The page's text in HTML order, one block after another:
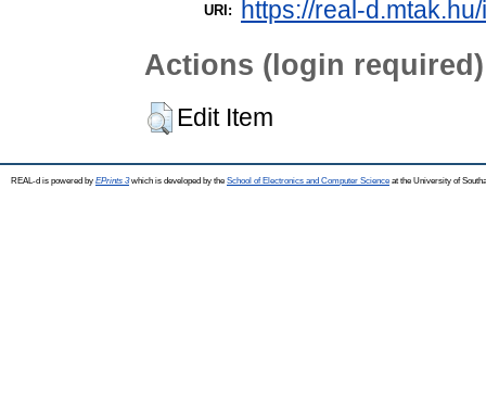
URI: https://real-
Actions (login required)
Edit Item
REAL-d is powered by EPrints 3which is developed by the School of Electronics and Computer Science at the University of